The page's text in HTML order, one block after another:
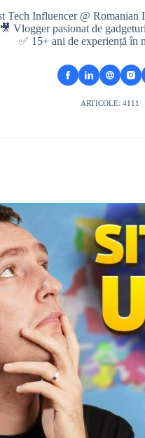
Tech Influencer @ Romanian
🎥 Vlogger pasionat de
✅ 15+ ani de experiență în
ARTICOLE: 4111